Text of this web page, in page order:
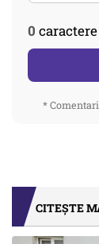
0
*
CITEȘTE